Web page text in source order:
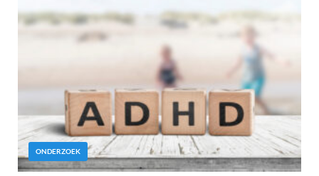
ONDERZOEK